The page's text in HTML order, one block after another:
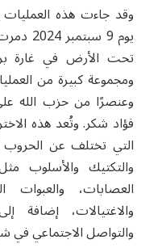
وقد جاءت هذه
يوم 9
تحت الأرض في غارة
وعنصرًا من حزب الله
فؤاد شكر. وتُعد هذه
التي تختلف عن الحروب
والتكتيك والأسلوب
العصابات، والعبوات
والاغتيالات، إضافة
والتواصل الاجتماعي